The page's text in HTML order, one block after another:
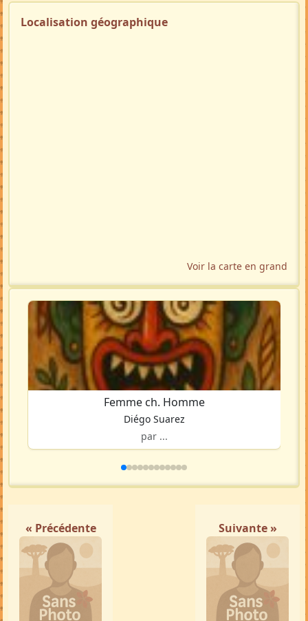
Localisation géographique
Voir la carte en grand
Femme ch. Homme
Diégo Suarez
par ...
« Précédente Suivante »